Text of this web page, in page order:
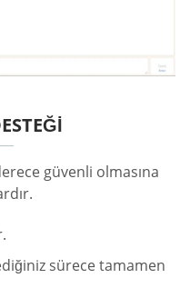
güvenli olmasına
sürece tamamen